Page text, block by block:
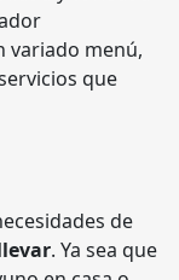
variado menú,
que
de
. Ya sea que